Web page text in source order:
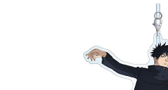
薬屋のひとりごと 夏の園遊会